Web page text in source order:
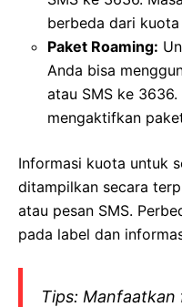
berbeda dari kuota
Paket Roaming:
Anda bisa
atau SMS ke
mengaktifkan
Informasi kuota untuk
ditampilkan secara
atau pesan SMS.
pada label dan
Tips: